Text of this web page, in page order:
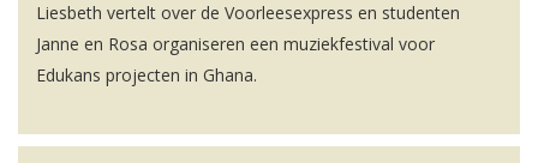
Liesbeth vertelt over de Voorleesexpress en studenten
Janne en Rosa organiseren een muziekfestival voor
Edukans projecten in Ghana.